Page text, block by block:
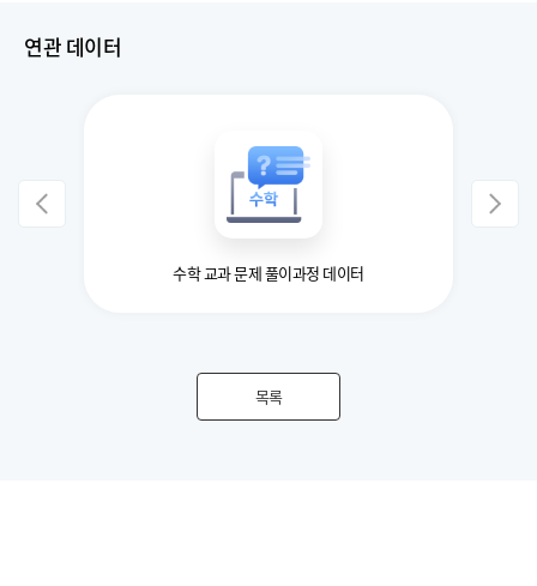
연관 데이터
수학 교과 문제 풀이과정 데이터
목록